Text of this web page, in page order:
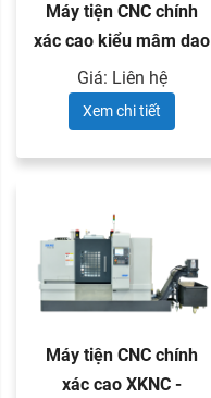
Máy tiện CNC chính
xác cao kiểu mâm dao
quay ...
Giá: Liên hệ
Xem chi tiết
Máy tiện CNC chính
xác cao XKNC -